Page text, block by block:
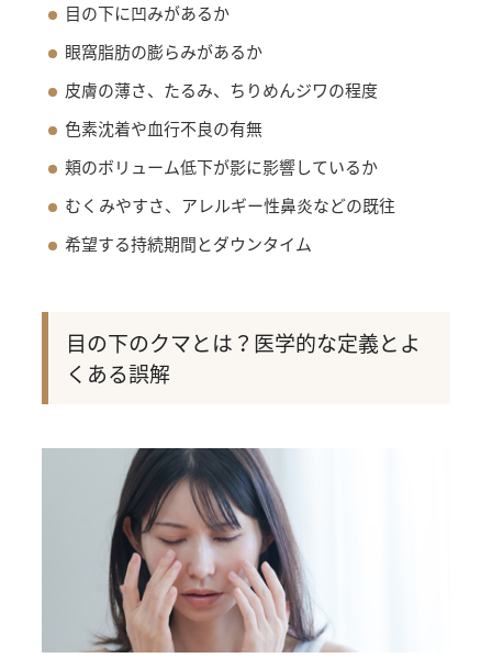
目の下に凹みがあるか
眼窩脂肪の膨らみがあるか
皮膚の薄さ、たるみ、ちりめんジワの程度
色素沈着や血行不良の有無
頬のボリューム低下が影に影響しているか
むくみやすさ、アレルギー性鼻炎などの既往
希望する持続期間とダウンタイム
目の下のクマとは？医学的な定義とよ
くある誤解